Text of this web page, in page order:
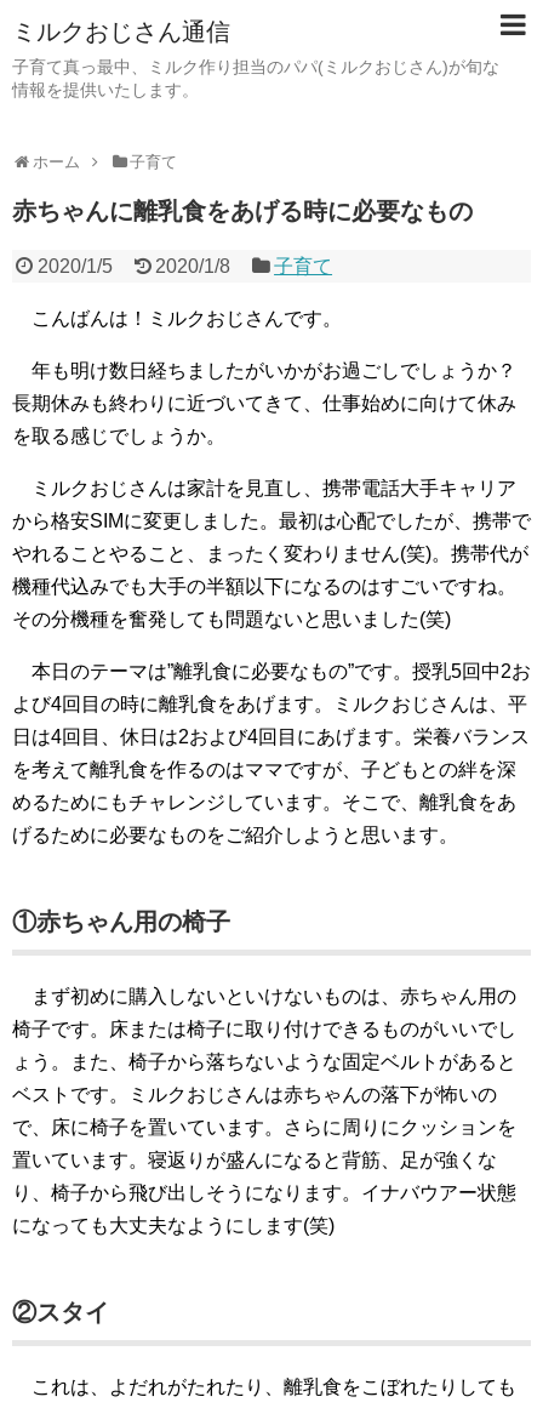
ミルクおじさん通信
子育て真っ最中、ミルク作り担当のパパ(ミルクおじさん)が旬な
情報を提供いたします。
ホーム 子育て
赤ちゃんに離乳食をあげる時に必要なもの
2020/1/5 2020/1/8 子育て
こんばんは！ミルクおじさんです。
年も明け数日経ちましたがいかがお過ごしでしょうか？
長期休みも終わりに近づいてきて、仕事始めに向けて休み
を取る感じでしょうか。
ミルクおじさんは家計を見直し、携帯電話大手キャリア
から格安SIMに変更しました。最初は心配でしたが、携帯で
やれることやること、まったく変わりません(笑)。携帯代が
機種代込みでも大手の半額以下になるのはすごいですね。
その分機種を奮発しても問題ないと思いました(笑)
本日のテーマは”離乳食に必要なもの”です。授乳5回中2お
よび4回目の時に離乳食をあげます。ミルクおじさんは、平
日は4回目、休日は2および4回目にあげます。栄養バランス
を考えて離乳食を作るのはママですが、子どもとの絆を深
めるためにもチャレンジしています。そこで、離乳食をあ
げるために必要なものをご紹介しようと思います。
①赤ちゃん用の椅子
まず初めに購入しないといけないものは、赤ちゃん用の
椅子です。床または椅子に取り付けできるものがいいでし
ょう。また、椅子から落ちないような固定ベルトがあると
ベストです。ミルクおじさんは赤ちゃんの落下が怖いの
で、床に椅子を置いています。さらに周りにクッションを
置いています。寝返りが盛んになると背筋、足が強くな
り、椅子から飛び出しそうになります。イナバウアー状態
になっても大丈夫なようにします(笑)
②スタイ
これは、よだれがたれたり、離乳食をこぼれたりしても